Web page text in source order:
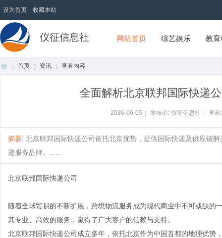
设为首页 收藏本站
仪征信息社 网站首页 综艺娱乐 教
首页 资讯 查看内容
全面解析北京联邦国际快递
2026-06-05 发布者: 仪征信息社 查
摘要: 北京联邦国际快递公司依托北京优势，提供国际快递及供应链
递服务品牌。......
北京联邦国际快递公司
随着全球贸易的不断扩展，跨境物流服务成为现代商业中不可或缺
其专业、高效的服务，赢得了广大客户的信赖与支持。
北京联邦国际快递公司成立多年，依托北京作为中国首都的地理优势